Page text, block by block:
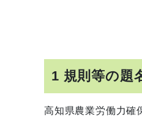
1 規則等の題
高知県農業労働力確